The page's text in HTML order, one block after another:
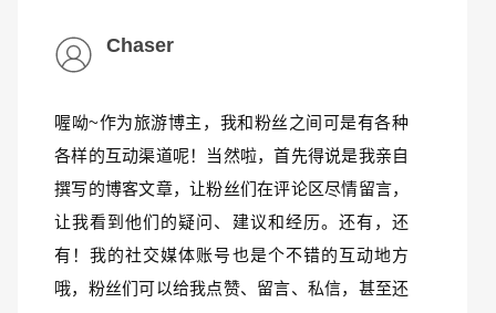
Chaser
喔呦~作为旅游博主，我和粉丝之间可是有各种
各样的互动渠道呢！当然啦，首先得说是我亲自
撰写的博客文章，让粉丝们在评论区尽情留言，
让我看到他们的疑问、建议和经历。还有，还
有！我的社交媒体账号也是个不错的互动地方
哦，粉丝们可以给我点赞、留言、私信，甚至还